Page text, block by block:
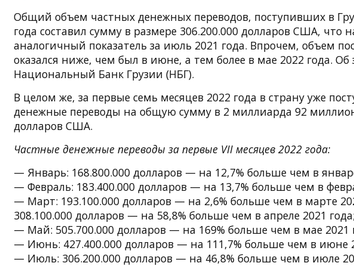
Общий объем частных денежных переводов, поступивших в
года составил сумму в размере 306.200.000 долларов США, что
аналогичный показатель за июль 2021 года. Впрочем, объем
оказался ниже, чем был в июне, а тем более в мае 2022 года.
Национальный Банк Грузии (НБГ).
В целом же, за первые семь месяцев 2022 года в страну уже
денежные переводы на общую сумму в 2 миллиарда 92
долларов США.
Частные денежные переводы за первые VII месяцев 2022 года:
— Январь: 168.800.000 долларов — на 12,7% больше чем в
— Февраль: 183.400.000 долларов — на 13,7% больше чем в
— Март: 193.100.000 долларов — на 2,6% больше чем в марте
308.100.000 долларов — на 58,8% больше чем в апреле 2021 года;
— Май: 505.700.000 долларов — на 169% больше чем в мае 2021
— Июнь: 427.400.000 долларов — на 111,7% больше чем в июне
— Июль: 306.200.000 долларов — на 46,8% больше чем в июле